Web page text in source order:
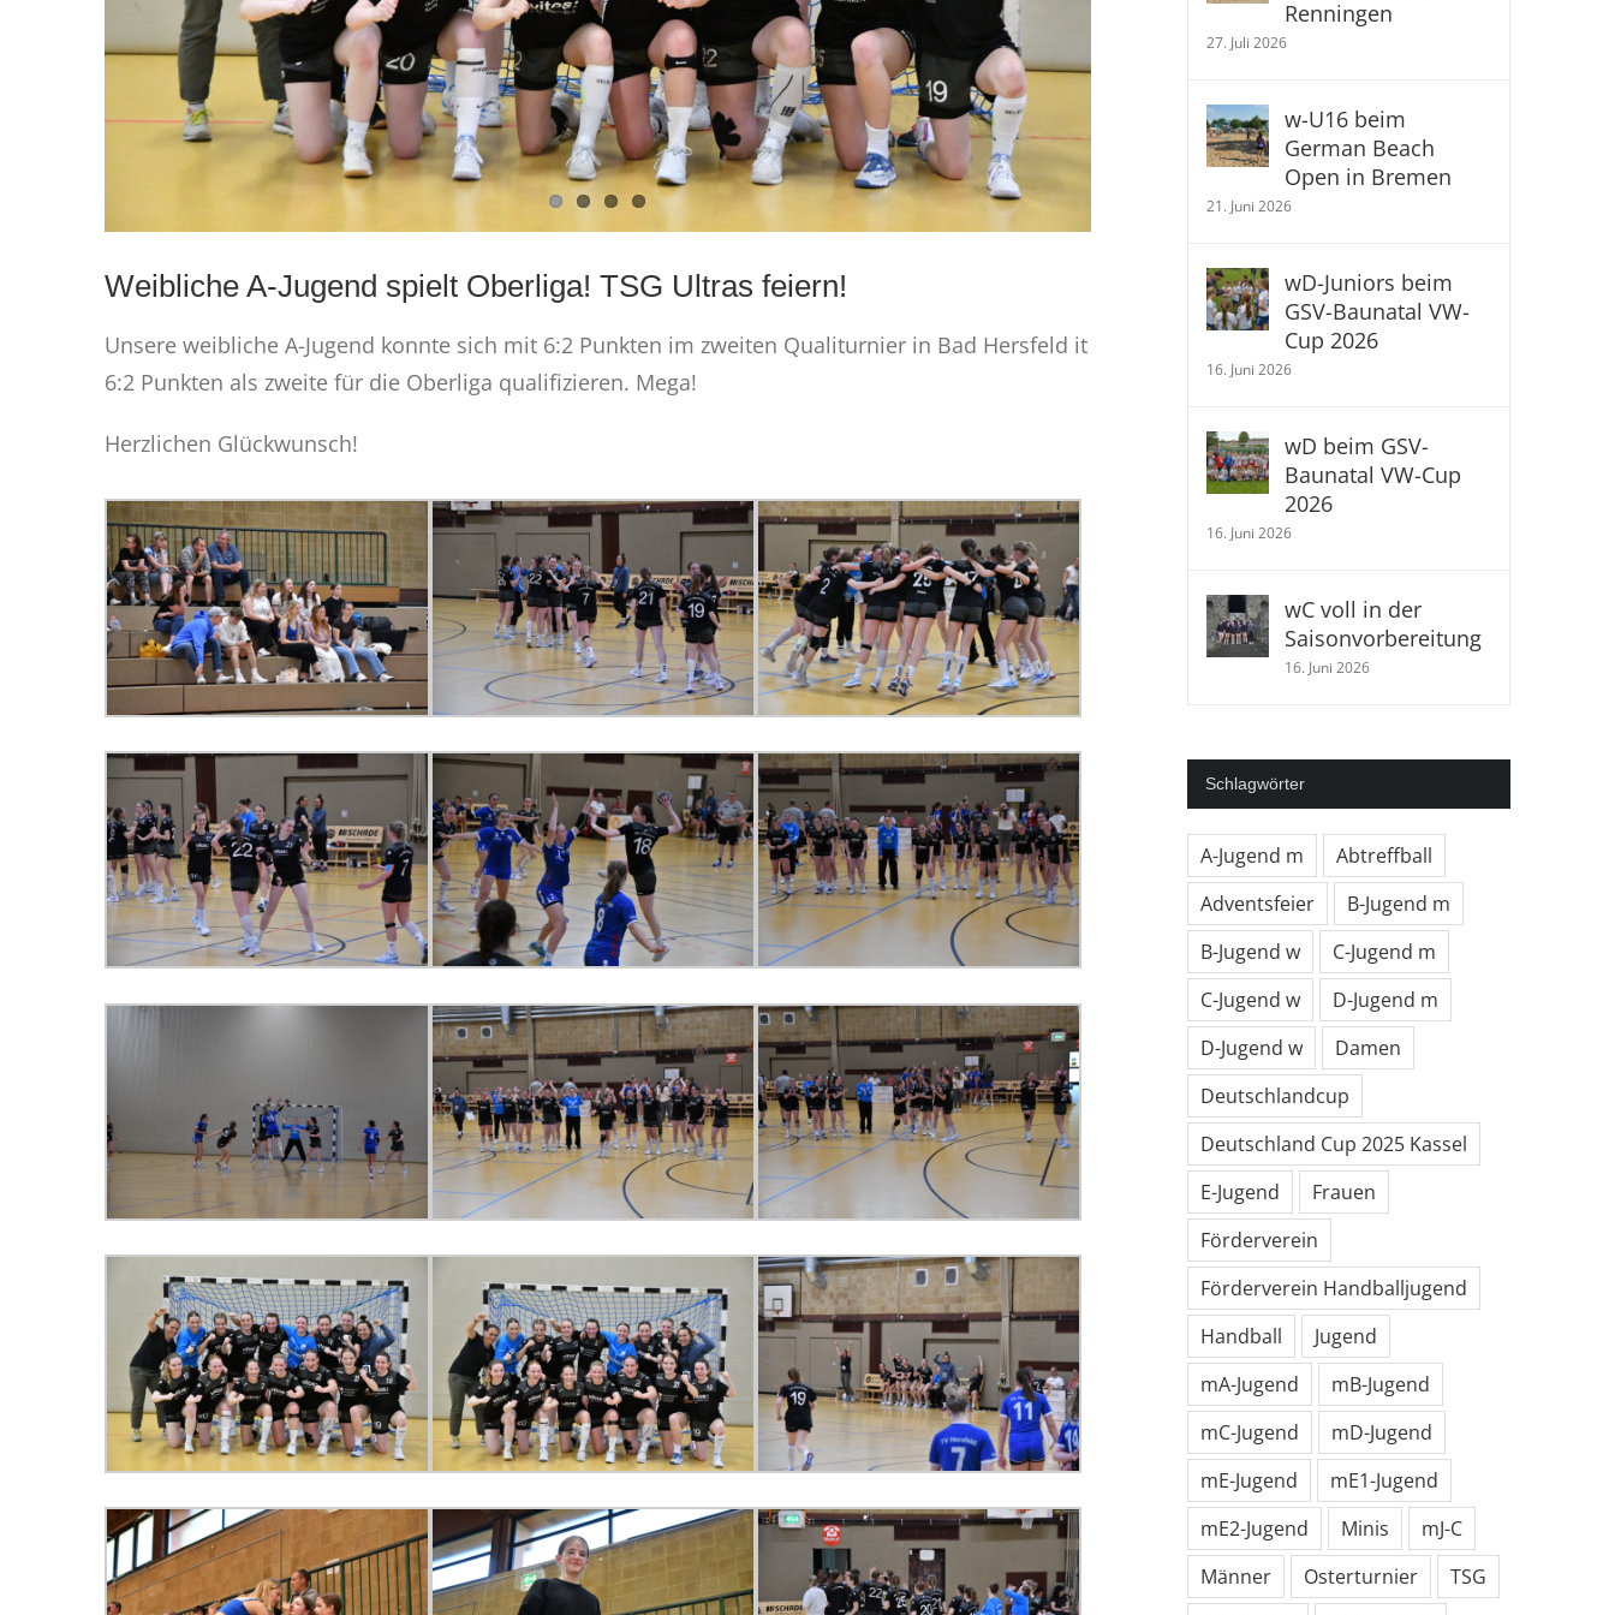
Weibliche A-Jugend spielt Oberliga! TSG Ultras feiern!
Unsere weibliche A-Jugend konnte sich mit 6:2 Punkten im zweiten Qualiturnier in Bad Hersfeld it
6:2 Punkten als zweite für die Oberliga qualifizieren. Mega!
Herzlichen Glückwunsch!
Renningen
27. Juli 2026
w-U16 beim
German Beach
Open in Bremen
21. Juni 2026
wD-Juniors beim
GSV-Baunatal VW-
Cup 2026
16. Juni 2026
wD beim GSV-
Baunatal VW-Cup
2026
16. Juni 2026
wC voll in der
Saisonvorbereitung
16. Juni 2026
Schlagwörter
A-Jugend m
Abtreffball
Adventsfeier
B-Jugend m
B-Jugend w
C-Jugend m
C-Jugend w
D-Jugend m
D-Jugend w
Damen
Deutschlandcup
Deutschland Cup 2025 Kassel
E-Jugend
Frauen
Förderverein
Förderverein Handballjugend
Handball
Jugend
mA-Jugend
mB-Jugend
mC-Jugend
mD-Jugend
mE-Jugend
mE1-Jugend
mE2-Jugend
Minis
mJ-C
Männer
Osterturnier
TSG